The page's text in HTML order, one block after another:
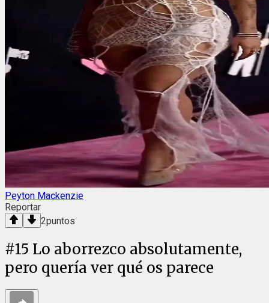
Peyton Mackenzie
Reportar
2puntos
#15 Lo aborrezco absolutamente,
pero quería ver qué os parece